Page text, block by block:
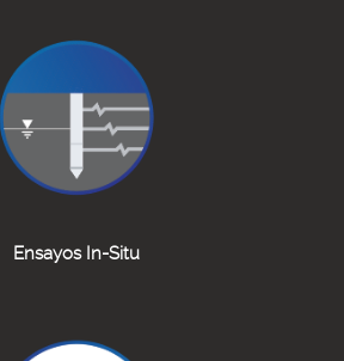
Ensayos In-Situ